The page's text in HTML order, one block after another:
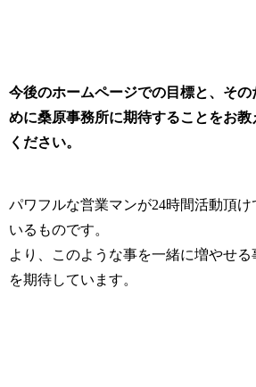
今後のホームページでの目標と、その
めに桑原事務所に期待することをお教
ください。
パワフルな営業マンが24時間活動頂け
いるものです。
より、このような事を一緒に増やせる
を期待しています。